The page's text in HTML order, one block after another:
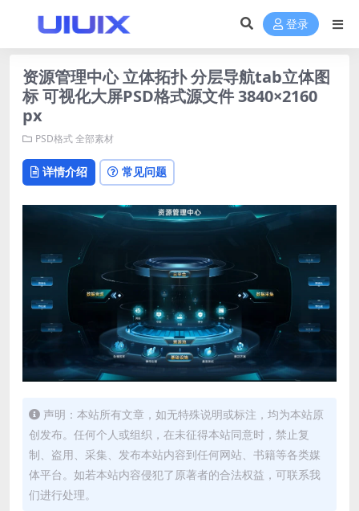
登录
资源管理中心 立体拓扑 分层导航tab立体图
标 可视化大屏PSD格式源文件 3840×2160
px
PSD格式全部素材
详情介绍 常见问题
声明：本站所有文章，如无特殊说明或标注，均为本站原
创发布。任何个人或组织，在未征得本站同意时，禁止复
制、盗用、采集、发布本站内容到任何网站、书籍等各类媒
体平台。如若本站内容侵犯了原著者的合法权益，可联系我
们进行处理。